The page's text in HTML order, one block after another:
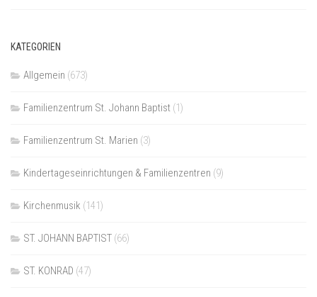
KATEGORIEN
Allgemein (673)
Familienzentrum St. Johann Baptist (1)
Familienzentrum St. Marien (3)
Kindertageseinrichtungen & Familienzentren (9)
Kirchenmusik (141)
ST. JOHANN BAPTIST (66)
ST. KONRAD (47)